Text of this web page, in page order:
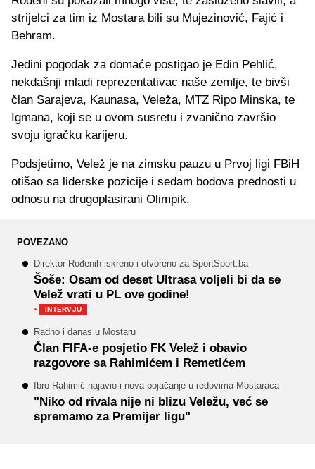
strijelci za tim iz Mostara bili su Mujezinović, Fajić i
Behram.
Jedini pogodak za domaće postigao je Edin Pehlić,
nekdašnji mladi reprezentativac naše zemlje, te bivši
član Sarajeva, Kaunasa, Veleža, MTZ Ripo Minska, te
Igmana, koji se u ovom susretu i zvanično završio
svoju igračku karijeru.
Podsjetimo, Velež je na zimsku pauzu u Prvoj ligi FBiH
otišao sa liderske pozicije i sedam bodova prednosti u
odnosu na drugoplasirani Olimpik.
POVEZANO
Direktor Rođenih iskreno i otvoreno za SportSport.ba
Šoše: Osam od deset Ultrasa voljeli bi da se
Velež vrati u PL ove godine!
· INTERVJU
Radno i danas u Mostaru
Član FIFA-e posjetio FK Velež i obavio
razgovore sa Rahimićem i Remetićem
Ibro Rahimić najavio i nova pojačanje u redovima Mostaraca
"Niko od rivala nije ni blizu Veležu, već se
spremamo za Premijer ligu"